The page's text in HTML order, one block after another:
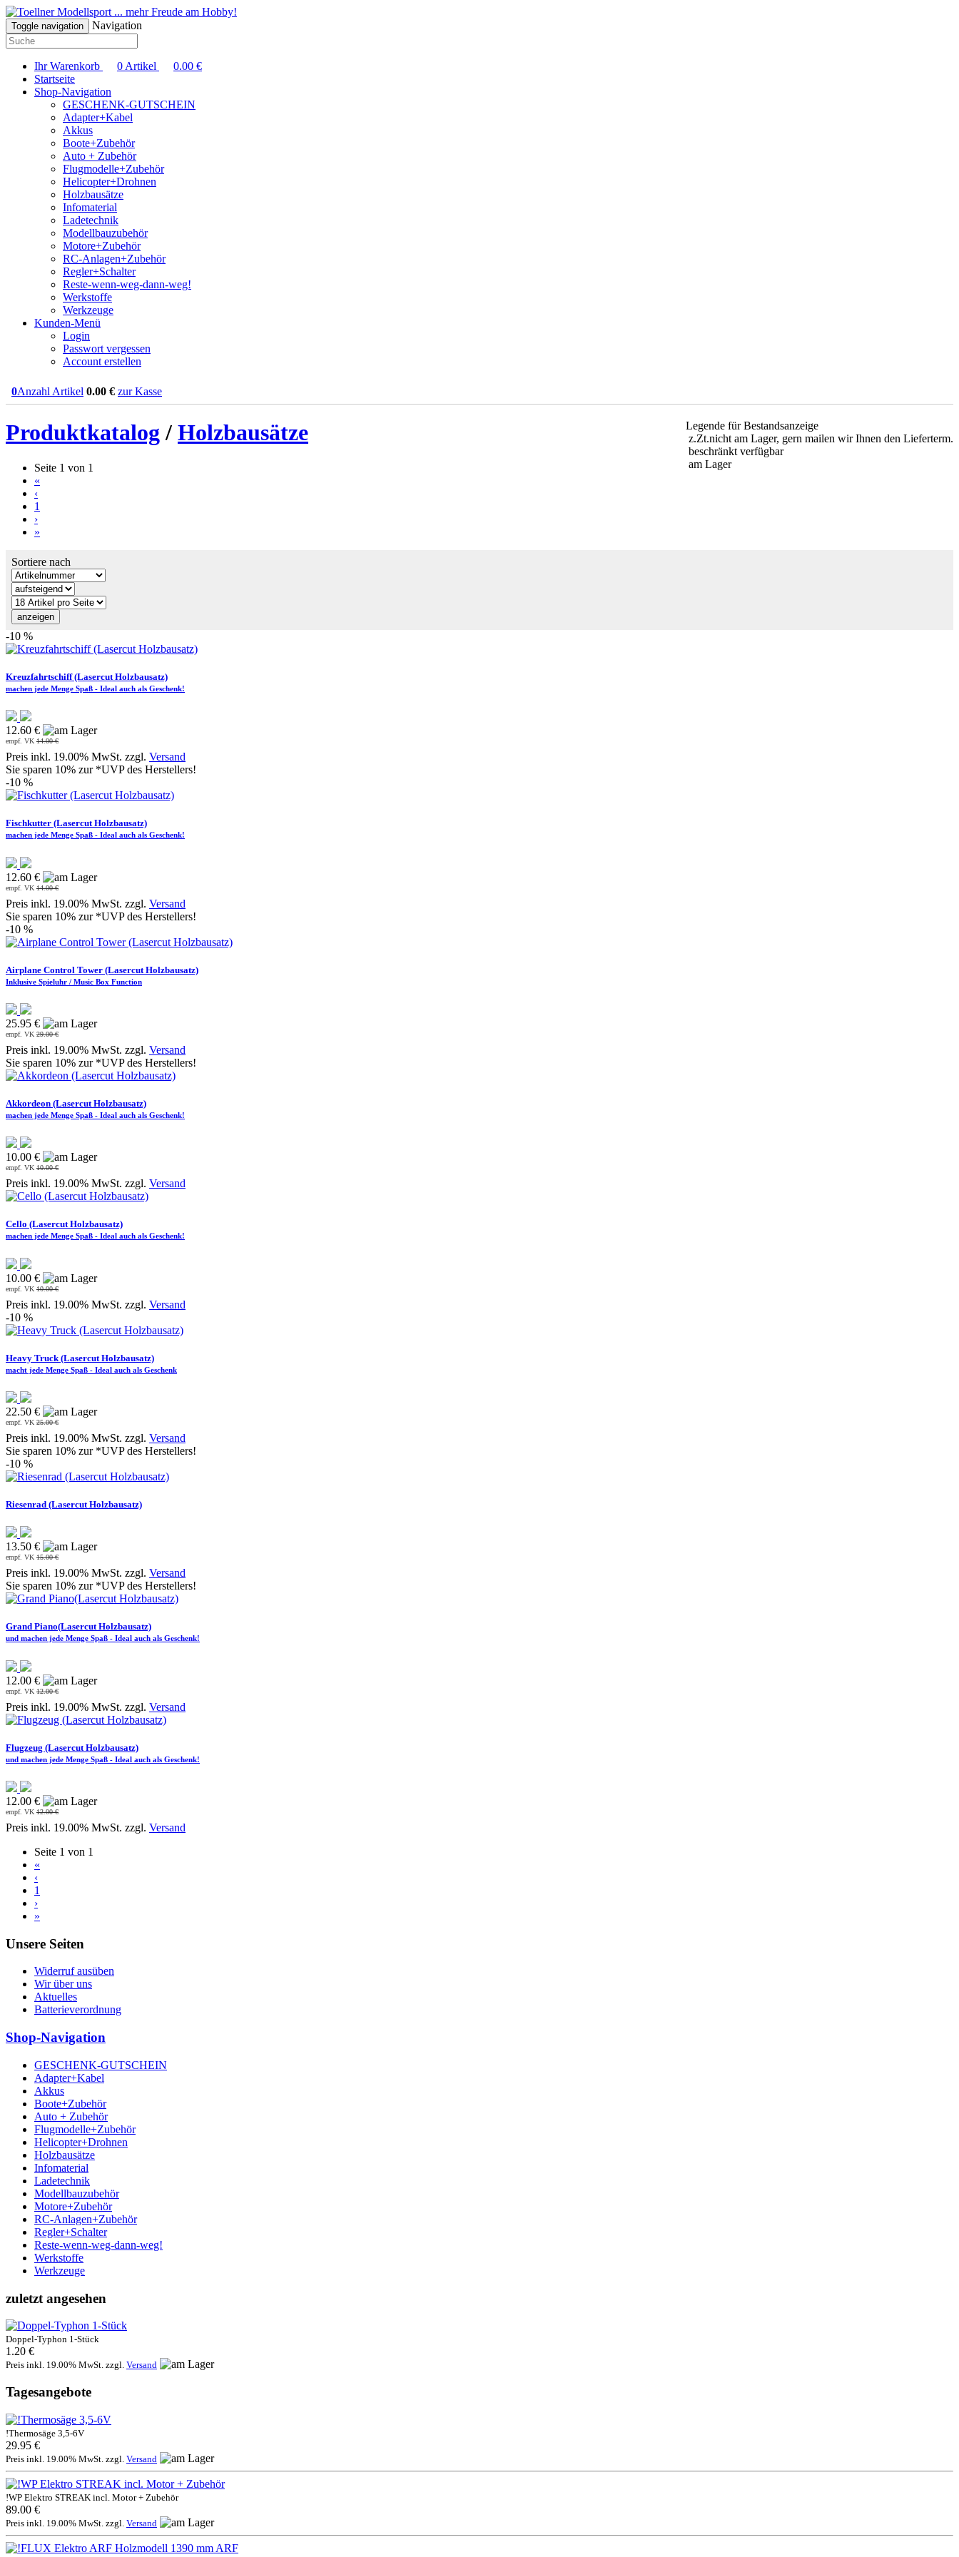
... mehr Freude am Hobby!
Toggle navigation Navigation
Ihr Warenkorb 0 Artikel 0.00 €
Startseite
Shop-Navigation
GESCHENK-GUTSCHEIN
Adapter+Kabel
Akkus
Boote+Zubehör
Auto + Zubehör
Flugmodelle+Zubehör
Helicopter+Drohnen
Holzbausätze
Infomaterial
Ladetechnik
Modellbauzubehör
Motore+Zubehör
RC-Anlagen+Zubehör
Regler+Schalter
Reste-wenn-weg-dann-weg!
Werkstoffe
Werkzeuge
Kunden-Menü
Login
Passwort vergessen
Account erstellen
0Anzahl Artikel 0.00 € zur Kasse
Legende für Bestandsanzeige
z.Zt.nicht am Lager, gern mailen wir Ihnen den Lieferterm.
beschränkt verfügbar
am Lager
Produktkatalog/ Holzbausätze
Seite 1 von 1
«
‹
1
›
»
Sortiere nach
-10 %
Kreuzfahrtschiff (Lasercut Holzbausatz)
machen jede Menge Spaß - Ideal auch als Geschenk!
12.60 €
empf. VK 14.00 €
Preis inkl. 19.00% MwSt. zzgl. Versand
Sie sparen 10% zur *UVP des Herstellers!
-10 %
Fischkutter (Lasercut Holzbausatz)
machen jede Menge Spaß - Ideal auch als Geschenk!
12.60 €
empf. VK 14.00 €
Preis inkl. 19.00% MwSt. zzgl. Versand
Sie sparen 10% zur *UVP des Herstellers!
-10 %
Airplane Control Tower (Lasercut Holzbausatz)
Inklusive Spieluhr / Music Box Function
25.95 €
empf. VK 29.00 €
Preis inkl. 19.00% MwSt. zzgl. Versand
Sie sparen 10% zur *UVP des Herstellers!
Akkordeon (Lasercut Holzbausatz)
machen jede Menge Spaß - Ideal auch als Geschenk!
10.00 €
empf. VK 10.00 €
Preis inkl. 19.00% MwSt. zzgl. Versand
Cello (Lasercut Holzbausatz)
machen jede Menge Spaß - Ideal auch als Geschenk!
10.00 €
empf. VK 10.00 €
Preis inkl. 19.00% MwSt. zzgl. Versand
-10 %
Heavy Truck (Lasercut Holzbausatz)
macht jede Menge Spaß - Ideal auch als Geschenk
22.50 €
empf. VK 25.00 €
Preis inkl. 19.00% MwSt. zzgl. Versand
Sie sparen 10% zur *UVP des Herstellers!
-10 %
Riesenrad (Lasercut Holzbausatz)
13.50 €
empf. VK 15.00 €
Preis inkl. 19.00% MwSt. zzgl. Versand
Sie sparen 10% zur *UVP des Herstellers!
Grand Piano(Lasercut Holzbausatz)
und machen jede Menge Spaß - Ideal auch als Geschenk!
12.00 €
empf. VK 12.00 €
Preis inkl. 19.00% MwSt. zzgl. Versand
Flugzeug (Lasercut Holzbausatz)
und machen jede Menge Spaß - Ideal auch als Geschenk!
12.00 €
empf. VK 12.00 €
Preis inkl. 19.00% MwSt. zzgl. Versand
Seite 1 von 1
«
‹
1
›
»
Unsere Seiten
Widerruf ausüben
Wir über uns
Aktuelles
Batterieverordnung
Shop-Navigation
GESCHENK-GUTSCHEIN
Adapter+Kabel
Akkus
Boote+Zubehör
Auto + Zubehör
Flugmodelle+Zubehör
Helicopter+Drohnen
Holzbausätze
Infomaterial
Ladetechnik
Modellbauzubehör
Motore+Zubehör
RC-Anlagen+Zubehör
Regler+Schalter
Reste-wenn-weg-dann-weg!
Werkstoffe
Werkzeuge
zuletzt angesehen
Doppel-Typhon 1-Stück
1.20 €
Preis inkl. 19.00% MwSt. zzgl. Versand
Tagesangebote
!Thermosäge 3,5-6V
29.95 €
Preis inkl. 19.00% MwSt. zzgl. Versand
!WP Elektro STREAK incl. Motor + Zubehör
89.00 €
Preis inkl. 19.00% MwSt. zzgl. Versand